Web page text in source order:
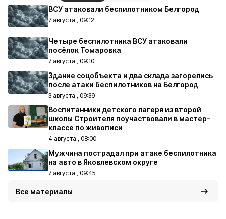
ВСУ атаковали беспилотником Белгород
7 августа , 09:12
Четыре беспилотника ВСУ атаковали
посёлок Томаровка
7 августа , 09:10
Здание соцобъекта и два склада загорелись
после атаки беспилотников на Белгород
3 августа , 09:39
Воспитанники детского лагеря из второй
школы Строителя поучаствовали в мастер-
классе по живописи
4 августа , 08:00
Мужчина пострадал при атаке беспилотника
на авто в Яковлевском округе
7 августа , 09:45
Все материалы